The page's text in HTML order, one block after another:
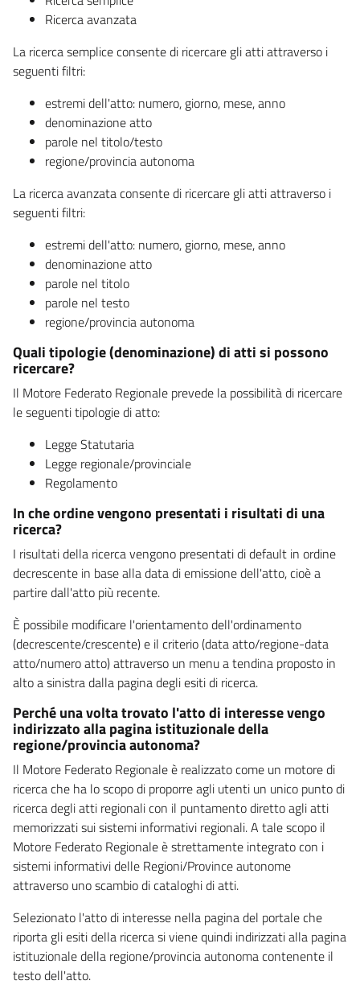
Ricerca avanzata
La ricerca semplice consente di ricercare gli atti attraverso i
seguenti filtri:
estremi dell'atto: numero, giorno, mese, anno
denominazione atto
parole nel titolo/testo
regione/provincia autonoma
La ricerca avanzata consente di ricercare gli atti attraverso i
seguenti filtri:
estremi dell'atto: numero, giorno, mese, anno
denominazione atto
parole nel titolo
parole nel testo
regione/provincia autonoma
Quali tipologie (denominazione) di atti si possono
ricercare?
Il Motore Federato Regionale prevede la possibilità di ricercare
le seguenti tipologie di atto:
Legge Statutaria
Legge regionale/provinciale
Regolamento
In che ordine vengono presentati i risultati di una
ricerca?
I risultati della ricerca vengono presentati di default in ordine
decrescente in base alla data di emissione dell'atto, cioè a
partire dall'atto più recente.
È possibile modificare l'orientamento dell'ordinamento
(decrescente/crescente) e il criterio (data atto/regione-data
atto/numero atto) attraverso un menu a tendina proposto in
alto a sinistra dalla pagina degli esiti di ricerca.
Perché una volta trovato l'atto di interesse vengo
indirizzato alla pagina istituzionale della
regione/provincia autonoma?
Il Motore Federato Regionale è realizzato come un motore di
ricerca che ha lo scopo di proporre agli utenti un unico punto di
ricerca degli atti regionali con il puntamento diretto agli atti
memorizzati sui sistemi informativi regionali. A tale scopo il
Motore Federato Regionale è strettamente integrato con i
sistemi informativi delle Regioni/Province autonome
attraverso uno scambio di cataloghi di atti.
Selezionato l'atto di interesse nella pagina del portale che
riporta gli esiti della ricerca si viene quindi indirizzati alla pagina
istituzionale della regione/provincia autonoma contenente il
testo dell'atto.